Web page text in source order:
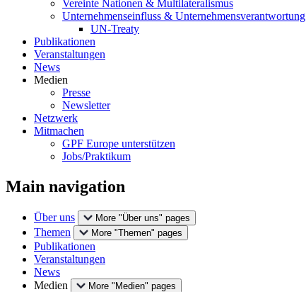
Vereinte Nationen & Multilateralismus
Unternehmenseinfluss & Unternehmensverantwortung
UN-Treaty
Publikationen
Veranstaltungen
News
Medien
Presse
Newsletter
Netzwerk
Mitmachen
GPF Europe unterstützen
Jobs/Praktikum
Main navigation
Über uns More "Über uns" pages
Themen More "Themen" pages
Publikationen
Veranstaltungen
News
Medien
More "Medien" pages